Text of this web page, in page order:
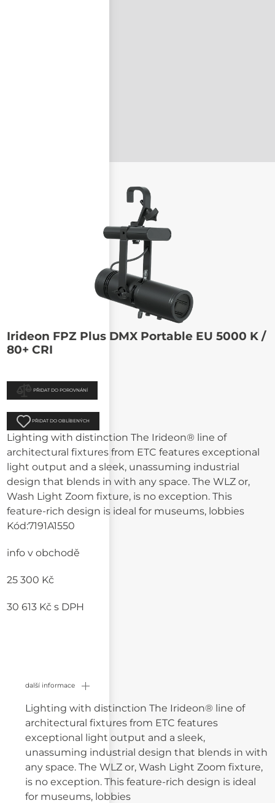
Irideon FPZ Plus DMX Portable EU 5000 K /
80+ CRI
PŘIDAT DO POROVNÁNÍ
PŘIDAT DO OBLÍBENÝCH
Lighting with distinction The Irideon® line of
architectural fixtures from ETC features exceptional
light output and a sleek, unassuming industrial
design that blends in with any space. The WLZ or,
Wash Light Zoom fixture, is no exception. This
feature-rich design is ideal for museums, lobbies
Kód:7191A1550
info v obchodě
25 300 Kč
30 613 Kčs DPH
další informace
Lighting with distinction The Irideon® line of
architectural fixtures from ETC features
exceptional light output and a sleek,
unassuming industrial design that blends in with
any space. The WLZ or, Wash Light Zoom fixture,
is no exception. This feature-rich design is ideal
for museums, lobbies